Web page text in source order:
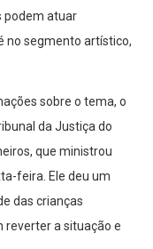
podem atuar
no segmento artístico,
sobre o tema, o
da Justiça do
que ministrou
feira. Ele deu um
das crianças
reverter a situação e